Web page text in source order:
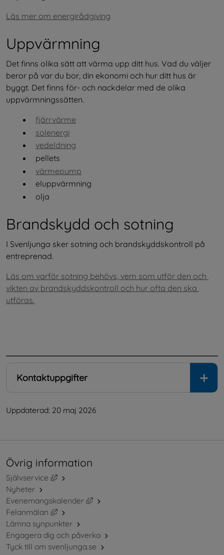
Läs mer om energirådgiving
Uppvärmning
Det finns olika sätt att värma upp ditt hus. Vad du väljer
beror på var du bor, din ekonomi och hur ditt hus är
byggt. Det finns för- och nackdelar med de olika
uppvärmnings­sätten.
fjärrvärme
solenergi
vedeldning
pellets
värmepump
elupp­värmning
olja
Brandskydd och sotning
I Svenljunga sker sotning och brandskyddskontroll på
entreprenad.
Läs om varför sotning behövs, vem som utför den och
vikten av brandskyddskontroll och hur ofta den ska
utföras.
Kontaktuppgifter
Uppdaterad: 20 maj 2026
Övrig information
Självservice
Länk till annan webbplats, öppnas i nytt fönster.
Nyheter
Evenemangskalender
Länk till annan webbplats, öppnas i
Felanmälan
Länk till annan webbplats, öppnas i nytt fönster.
Lämna synpunkter
Engagera dig och påverka
Tyck till om svenljunga.se